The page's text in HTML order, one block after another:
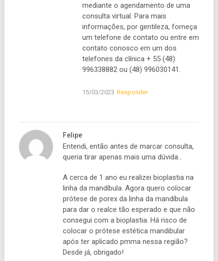
mediante o agendamento de uma
consulta virtual. Para mais
informações, por gentileza, forneça
um telefone de contato ou entre em
contato conosco em um dos
telefones da clínica + 55 (48)
996338882 ou (48) 996030141.
15/03/2023 Responder
Felipe
Entendi, então antes de marcar consulta,
queria tirar apenas mais uma dúvida…
A cerca de 1 ano eu realizei bioplastia na
linha da mandíbula. Agora quero colocar
prótese de porex da linha da mandíbula
para dar o realce tão esperado e que não
consegui com a bioplastia. Há risco de
colocar o prótese estética mandibular
após ter aplicado pmma nessa região?
Desde já, obrigado!